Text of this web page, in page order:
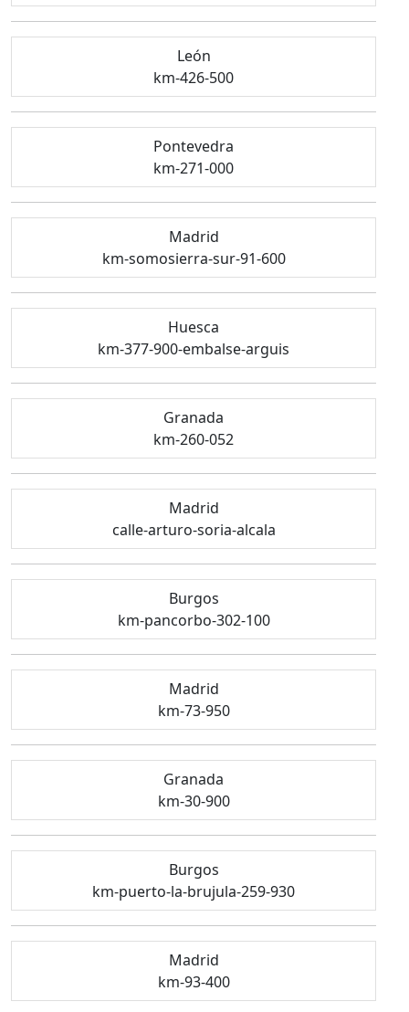
León
km-426-500
Pontevedra
km-271-000
Madrid
km-somosierra-sur-91-600
Huesca
km-377-900-embalse-arguis
Granada
km-260-052
Madrid
calle-arturo-soria-alcala
Burgos
km-pancorbo-302-100
Madrid
km-73-950
Granada
km-30-900
Burgos
km-puerto-la-brujula-259-930
Madrid
km-93-400